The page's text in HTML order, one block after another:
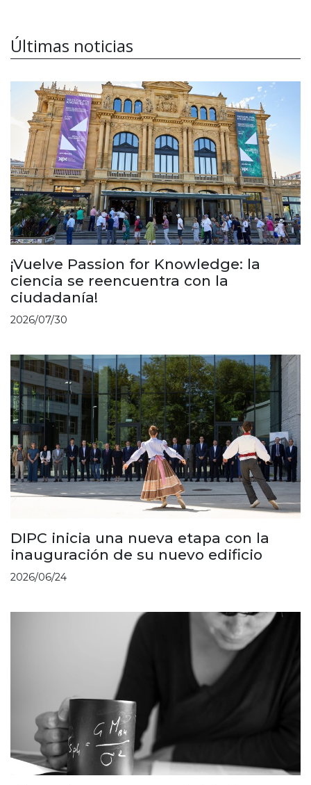
Últimas noticias
¡Vuelve Passion for Knowledge: la
ciencia se reencuentra con la
ciudadanía!
2026/07/30
DIPC inicia una nueva etapa con la
inauguración de su nuevo edificio
2026/06/24